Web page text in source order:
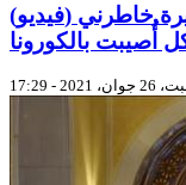
(فيديو) المشيشي: "ماعنديش أعراض خطيرة خاطرني
2021 - 17:29